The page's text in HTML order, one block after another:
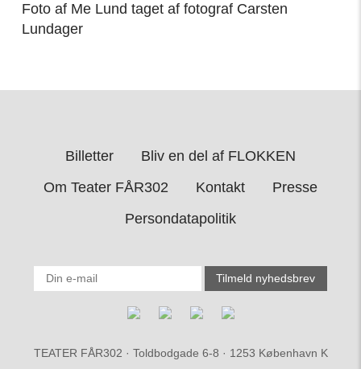
Foto af Me Lund taget af fotograf Carsten
Lundager
Billetter
Bliv en del af FLOKKEN
Om Teater FÅR302
Kontakt
Presse
Persondatapolitik
TEATER FÅR302 · Toldbodgade 6-8 · 1253 København K